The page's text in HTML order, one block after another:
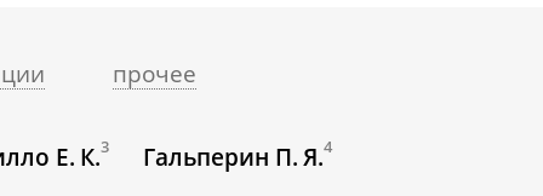
прочее
Е. К.3 Гальперин П. Я.4